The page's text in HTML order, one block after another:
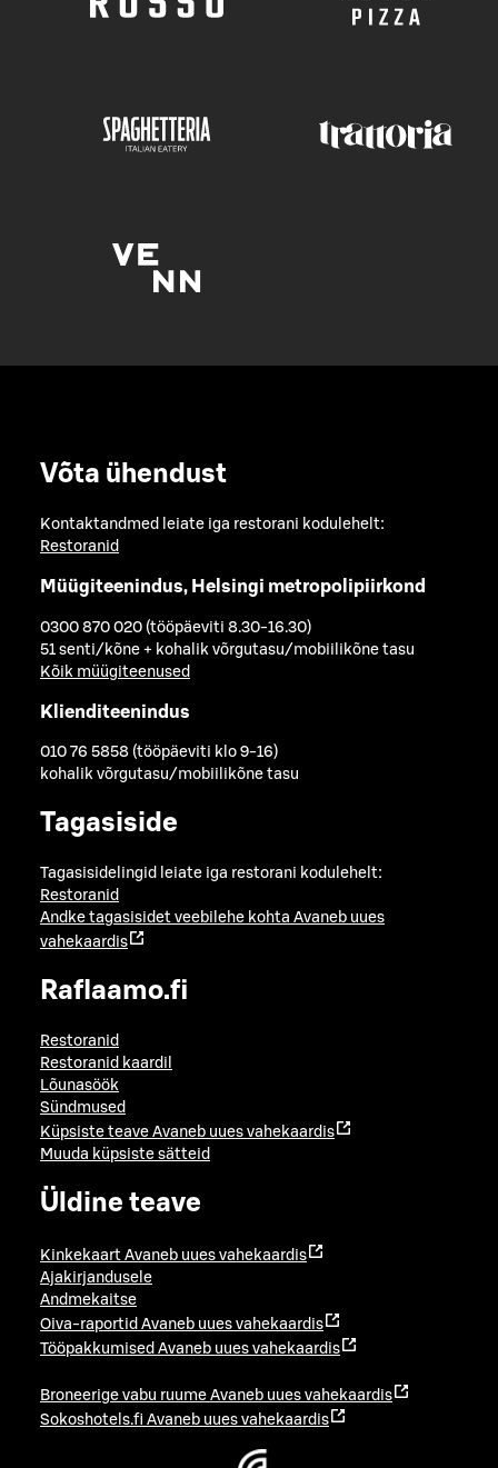
Võta ühendust
Kontaktandmed leiate iga restorani kodulehelt:
Restoranid
Müügiteenindus, Helsingi metropolipiirkond
0300 870 020 (tööpäeviti 8.30-16.30)
51 senti/kõne + kohalik võrgutasu/mobiilikõne tasu
Kõik müügiteenused
Klienditeenindus
010 76 5858 (tööpäeviti klo 9-16)
kohalik võrgutasu/mobiilikõne tasu
Tagasiside
Tagasisidelingid leiate iga restorani kodulehelt:
Restoranid
Andke tagasisidet veebilehe kohta Avaneb uues
vahekaardis
Raflaamo.fi
Restoranid
Restoranid kaardil
Lõunasöök
Sündmused
Küpsiste teave Avaneb uues vahekaardis
Muuda küpsiste sätteid
Üldine teave
Kinkekaart Avaneb uues vahekaardis
Ajakirjandusele
Andmekaitse
Oiva-raportid Avaneb uues vahekaardis
Tööpakkumised Avaneb uues vahekaardis
Broneerige vabu ruume Avaneb uues vahekaardis
Sokoshotels.fi Avaneb uues vahekaardis